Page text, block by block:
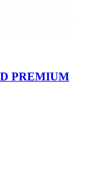
PREMIUM